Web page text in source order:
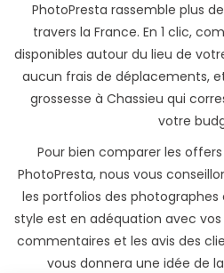
PhotoPresta rassemble plus
travers la France. En 1 clic,
disponibles autour du lieu de
aucun frais de déplacements,
grossesse à Chassieu qui
votre
Pour bien comparer les
PhotoPresta, nous vous
les portfolios des
style est en adéquation avec
commentaires et les avis des
vous donnera une idée de